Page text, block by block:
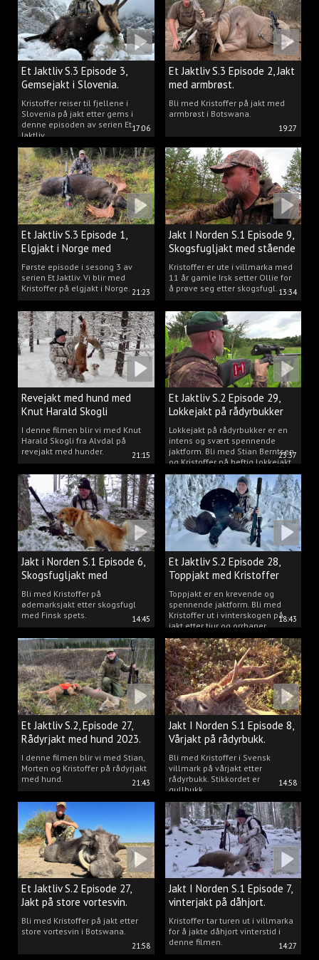
17:06
Et Jaktliv S.3 Episode 3,
Gemsejakt i Slovenia.
Kristoffer reiser til fjellene i
Slovenia på jakt etter gems i
denne episoden av serien Et
Jaktliv.
19:27
Et Jaktliv S.3 Episode 2, Jakt
med armbrøst.
Bli med Kristoffer på jakt med
armbrøst i Botswana.
21:23
Et Jaktliv S.3 Episode 1,
Elgjakt i Norge med
Kristoffer Clausen
Første episode i sesong 3 av
serien Et Jaktliv. Vi blir med
Kristoffer på elgjakt i Norge.
13:34
Jakt I Norden S.1 Episode 9,
Skogsfugljakt med stående
hund.
Kristoffer er ute i villmarka med
11 år gamle Irsk setter Ollie for
å prøve seg etter skogsfugl.
21:15
Revejakt med hund med
Knut Harald Skogli
I denne filmen blir vi med Knut
Harald Skogli fra Alvdal på
revejakt med hunder.
23:37
Et Jaktliv S.2 Episode 29,
Lokkejakt på rådyrbukker
med Stian og Kristoffer
Lokkejakt på rådyrbukker er en
intens og svært spennende
jaktform. Bli med Stian Berntsen
og Kristoffer på heftig lokkejakt.
14:45
Jakt i Norden S.1 Episode 6,
Skogsfugljakt med
spetshund.
Bli med Kristoffer på
ødemarksjakt etter skogsfugl
med Finsk spets.
18:43
Et Jaktliv S.2 Episode 28,
Toppjakt med Kristoffer
Clausen
Toppjakt er en krevende og
spennende jaktform. Bli med
Kristoffer ut i vinterskogen på
jakt etter tiur og orrhaner.
21:43
Et Jaktliv S.2, Episode 27,
Rådyrjakt med hund 2023.
I denne filmen blir vi med Stian,
Morten og Kristoffer på rådyrjakt
med hund.
14:58
Jakt I Norden S.1 Episode 8,
Vårjakt på rådyrbukk.
Bli med Kristoffer i Svensk
villmark på vårjakt etter
rådyrbukk. Stikkordet er
gullbukk.
21:58
Et Jaktliv S.2 Episode 27,
Jakt på store vortesvin.
Bli med Kristoffer på jakt etter
store vortesvin i Botswana.
14:27
Jakt I Norden S.1 Episode 7,
vinterjakt på dåhjort.
Kristoffer tar turen ut i villmarka
for å jakte dåhjort vinterstid i
denne filmen.